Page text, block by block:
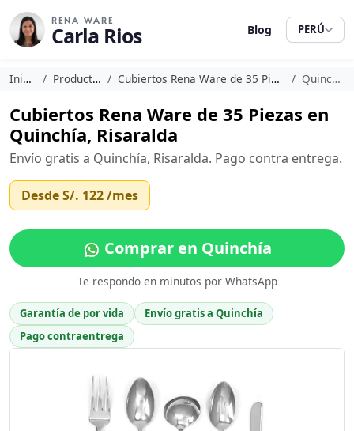
RENA WARE
Carla Rios Blog PERÚ
Inicio Productos Cubiertos Rena Ware de 35 Piezas Quinchía
Cubiertos Rena Ware de 35 Piezas en
Quinchía, Risaralda
Envío gratis a Quinchía, Risaralda. Pago contra entrega.
DesdeS/. 122/mes
Comprar en Quinchía
Te respondo en minutos por WhatsApp
Garantía de por vida
Envío gratis a Quinchía
Pago contraentrega